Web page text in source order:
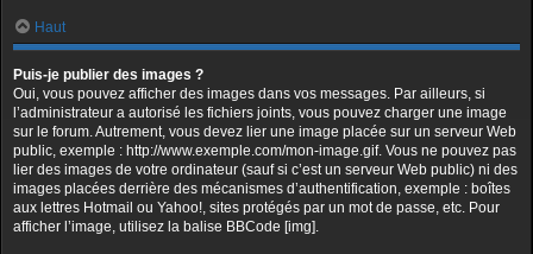
Haut
Puis-je publier des images ?
Oui, vous pouvez afficher des images dans vos messages. Par ailleurs, si
l’administrateur a autorisé les fichiers joints, vous pouvez charger une image
sur le forum. Autrement, vous devez lier une image placée sur un serveur Web
public, exemple : http://www.exemple.com/mon-image.gif. Vous ne pouvez pas
lier des images de votre ordinateur (sauf si c’est un serveur Web public) ni des
images placées derrière des mécanismes d’authentification, exemple : boîtes
aux lettres Hotmail ou Yahoo!, sites protégés par un mot de passe, etc. Pour
afficher l’image, utilisez la balise BBCode [img].